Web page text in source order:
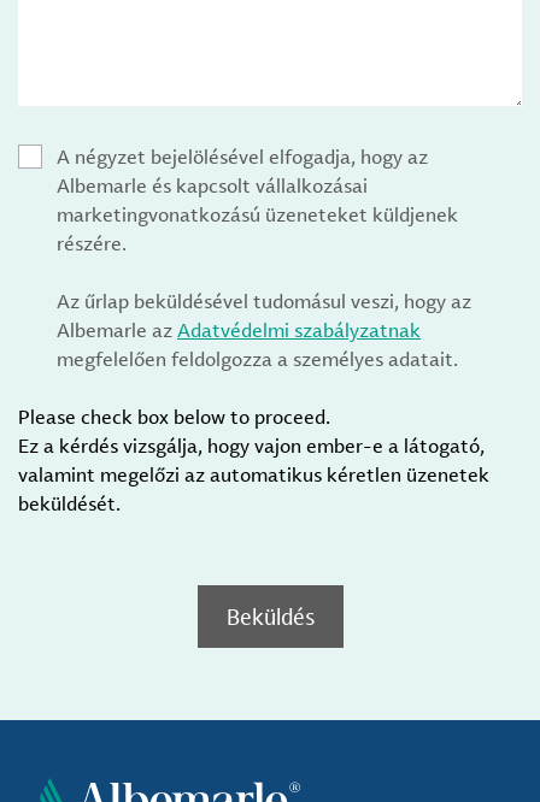
A négyzet bejelölésével elfogadja, hogy az
Albemarle és kapcsolt vállalkozásai
marketingvonatkozású üzeneteket küldjenek
részére.
Az űrlap beküldésével tudomásul veszi, hogy az
Albemarle azAdatvédelmi szabályzatnak
megfelelően feldolgozza a személyes adatait.
Please check box below to proceed.
Ez a kérdés vizsgálja, hogy vajon ember-e a látogató,
valamint megelőzi az automatikus kéretlen üzenetek
beküldését.
Beküldés